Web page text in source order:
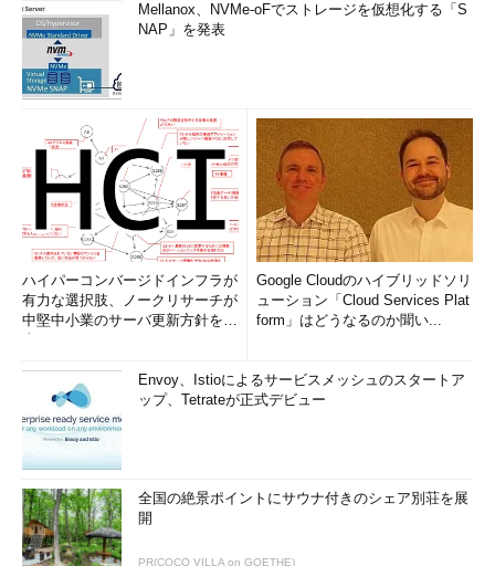
Mellanox、NVMe-oFでストレージを仮想化する「S
NAP」を発表
ハイパーコンバージドインフラが
有力な選択肢、ノークリサーチが
中堅中小業のサーバ更新方針を調
Google Cloudのハイブリッドソリ
ューション「Cloud Services Plat
form」はどうなるのか聞い...
Envoy、Istioによるサービスメッシュのスタートア
ップ、Tetrateが正式デビュー
全国の絶景ポイントにサウナ付きのシェア別荘を展
開
PR(COCO VILLA on GOETHE)